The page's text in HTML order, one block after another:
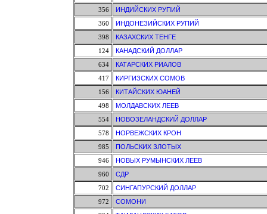
356
ИНДИЙСКИХ РУПИЙ
360
ИНДОНЕЗИЙСКИХ РУПИЙ
398
КАЗАХСКИХ ТЕНГЕ
124
КАНАДСКИЙ ДОЛЛАР
634
КАТАРСКИХ РИАЛОВ
417
КИРГИЗСКИХ СОМОВ
156
КИТАЙСКИХ ЮАНЕЙ
498
МОЛДАВСКИХ ЛЕЕВ
554
НОВОЗЕЛАНДСКИЙ ДОЛЛАР
578
НОРВЕЖСКИХ КРОН
985
ПОЛЬСКИХ ЗЛОТЫХ
946
НОВЫХ РУМЫНСКИХ ЛЕЕВ
960
СДР
702
СИНГАПУРСКИЙ ДОЛЛАР
972
СОМОНИ